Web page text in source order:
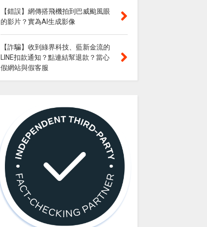
【錯誤】網傳搭飛機拍到巴威颱風眼
的影片？實為AI生成影像
【詐騙】收到綠界科技、藍新金流的
LINE扣款通知？點連結幫退款？當心
假網站與假客服